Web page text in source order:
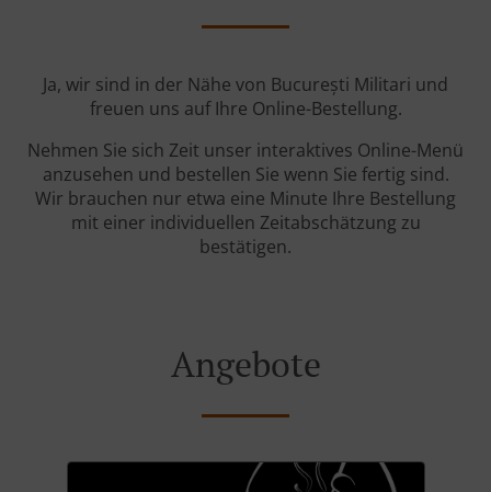
Ja, wir sind in der Nähe von București Militari und
freuen uns auf Ihre Online-Bestellung.
Nehmen Sie sich Zeit unser interaktives Online-Menü
anzusehen und bestellen Sie wenn Sie fertig sind.
Wir brauchen nur etwa eine Minute Ihre Bestellung
mit einer individuellen Zeitabschätzung zu
bestätigen.
Angebote